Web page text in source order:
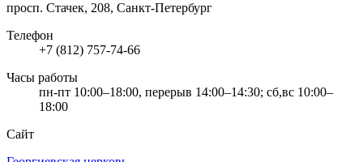
просп. Стачек, 208, Санкт-Петербург
Телефон
+7 (812) 757-74-66
Часы работы
пн-пт 10:00–18:00, перерыв 14:00–14:30; сб,вс 10:00–
18:00
Сайт